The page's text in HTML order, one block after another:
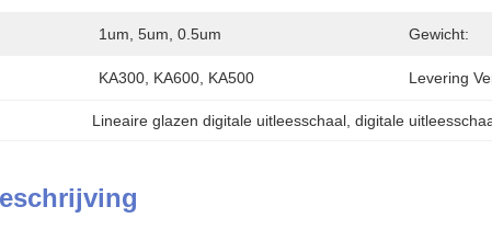
1um, 5um, 0.5um Gewicht:
KA300, KA600, KA500 Levering
Lineaire glazen digitale uitleesschaal , digitale